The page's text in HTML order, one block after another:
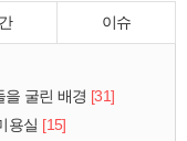
이슈
을 굴린 배경 [31]
용실 [15]